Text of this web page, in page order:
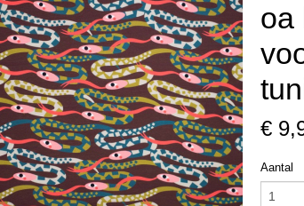
oa
€
Aantal